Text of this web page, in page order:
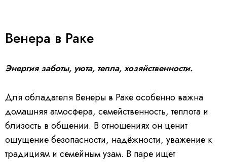
Венера в Раке
Энергия заботы, уюта, тепла, хозяйственности.
Для обладателя Венеры в Раке особенно важна
домашняя атмосфера, семейственность, теплота и
близость в общении. В отношениях он ценит
ощущение безопасности, надёжности, уважение к
традициям и семейным узам. В паре ищет